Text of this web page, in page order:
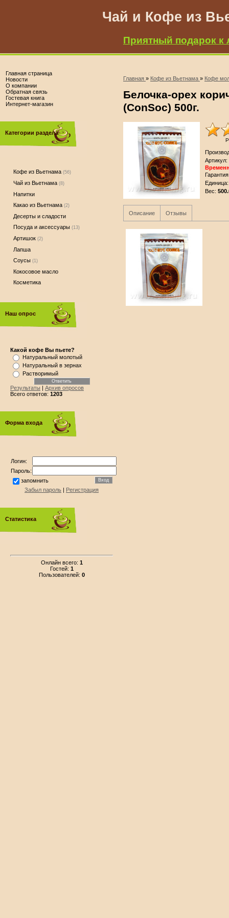
Чай и Кофе из
Приятный подарок к
Главная страница
Новости
О компании
Обратная связь
Гостевая книга
Интернет-магазин
Категории раздела
Кофе из Вьетнама (56)
Чай из Вьетнама (8)
Напитки
Какао из Вьетнама (2)
Десерты и сладости
Посуда и аксессуары (13)
Артишок (2)
Лапша
Соусы (1)
Кокосовое масло
Косметика
Наш опрос
Какой кофе Вы пьете?
Натуральный молотый
Натуральный в зернах
Растворимый
Результаты | Архив опросов
Всего ответов: 1203
Форма входа
Логин:
Пароль:
запомнить
Забыл пароль | Регистрация
Статистика
Онлайн всего: 1
Гостей: 1
Пользователей: 0
Главная » Кофе из Вьетнама » Кофе
Белочка-орех
(ConSoc) 500г.
Артикул:
Гарантия
Единица:
Вес:
Описание Отзывы